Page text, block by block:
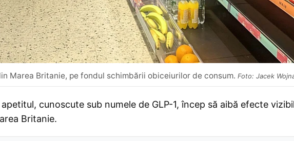
Marea Britanie, pe fondul schimbării obiceiurilor de consum. Foto: Jacek
cunoscute sub numele de GLP-1, încep să aibă efecte
Britanie.